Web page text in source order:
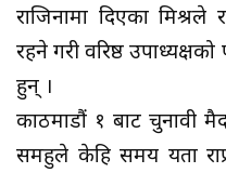
राजिनामा दिएका मिश्रले
रहने गरी वरिष्ठ
हुन् ।
काठमाडौं १ बाट चुनावी
समहुले केहि समय यता